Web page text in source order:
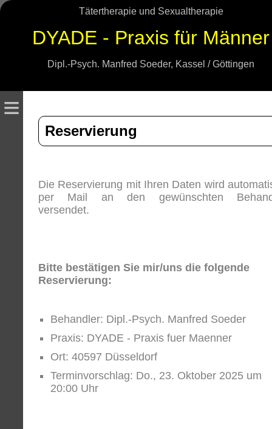
Tätertherapie und Sexualtherapie
DYADE - Praxis für Männer
Dipl.-Psych. Manfred Soeder, Kassel / Göttingen
≡
Reservierung
Die Reservierung mit Ihren Daten wird
per Mail an den gewünschten
versendet.
Bitte bestätigen Sie mir/uns die folgende
Reservierung:
Behandler: Dipl.-Psych. Manfred Soeder
Praxis: DYADE - Praxis fuer Maenner
Ort: 40597 Düsseldorf
Terminvorschlag: Do., 23. Oktober 2025 um
20:00 Uhr